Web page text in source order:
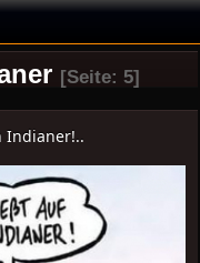
[Seite: 5]
Indianer!..